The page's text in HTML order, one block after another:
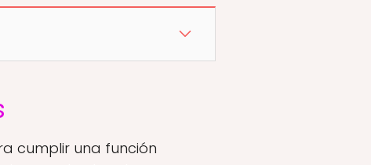
cumplir una función